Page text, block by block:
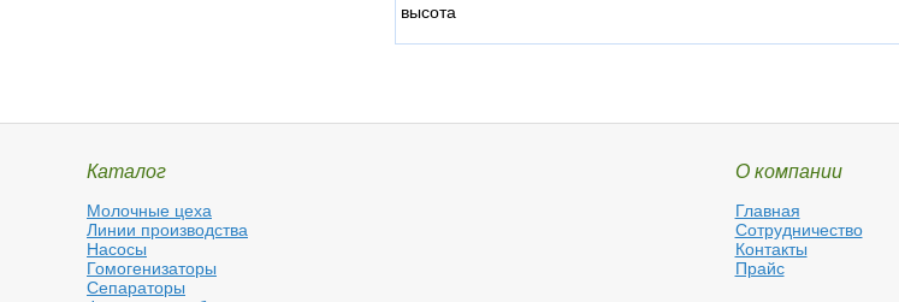
высота
Каталог
Молочные цеха
Линии производства
Насосы
Гомогенизаторы
Сепараторы
О компании
Главная
Сотрудничество
Контакты
Прайс